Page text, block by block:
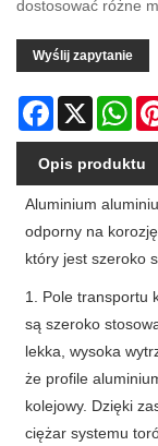
dostosować różne
Wyślij zapytanie
Facebook
X
Opis produktu
Aluminium
odporny na
który jest szeroko
1. Pole transportu
są szeroko
lekka, wysoka
że profile
kolejowy. Dzięki
ciężar systemu